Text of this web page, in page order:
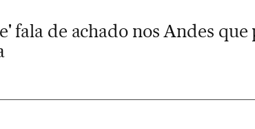
fala de achado nos Andes